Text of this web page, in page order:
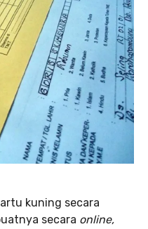
kuning secara
secara online,